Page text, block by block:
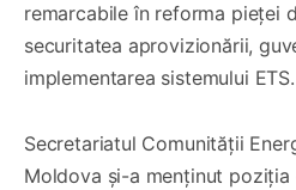
remarcabile în reforma pieței
securitatea aprovizionării,
implementarea sistemului ETS.
Secretariatul Comunității
Moldova și-a menținut